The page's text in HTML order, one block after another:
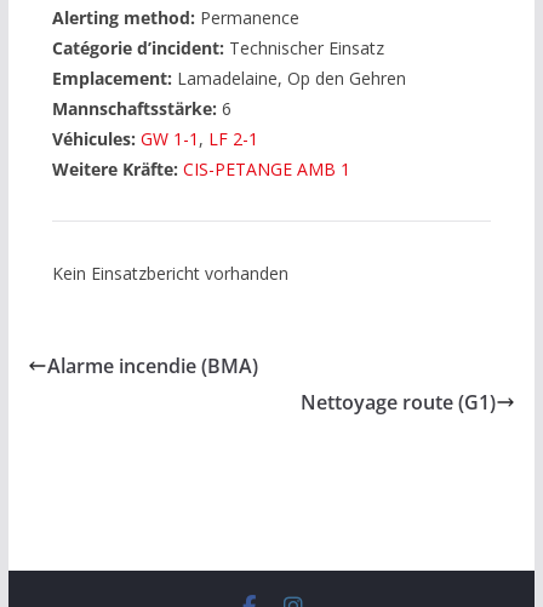
Alerting method: Permanence
Catégorie d’incident: Technischer Einsatz
Emplacement: Lamadelaine, Op den Gehren
Mannschaftsstärke: 6
Véhicules: GW 1-1 , LF 2-1
Weitere Kräfte: CIS-PETANGE AMB 1
Kein Einsatzbericht vorhanden
Alarme incendie (BMA)
Nettoyage route (G1)